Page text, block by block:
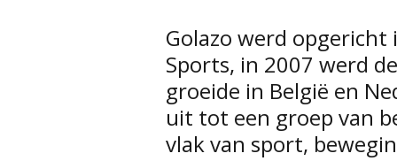
Golazo werd
Sports, in 2007 werd
groeide in België en
uit tot een groep van
vlak van sport,